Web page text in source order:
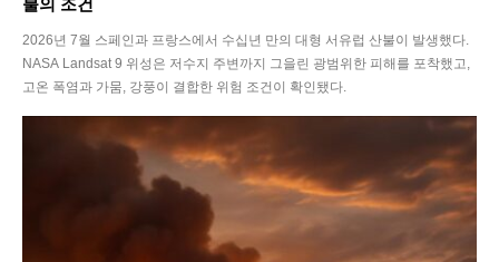
2026년 7월 스페인과 프랑스에서 수십년 만의 대형 서유럽 산불이 발생했다.
NASA Landsat 9 위성은 저수지 주변까지 그을린 광범위한 피해를 포착했고,
고온 폭염과 가뭄, 강풍이 결합한 위험 조건이 확인됐다.